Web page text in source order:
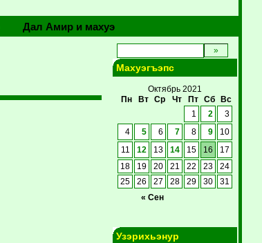
Дал Амир и махуэ
Махуэгъэпс
Октябрь 2021
Пн
Вт Ср Чт Пт Сб Вс
« Сен
1 2 3
4 5 6 7 8 9 10
11 12 13 14 15 16
17
18
19 20 21 22 23
24
25
26 27 28 29 30 31
Узэрихьэнур